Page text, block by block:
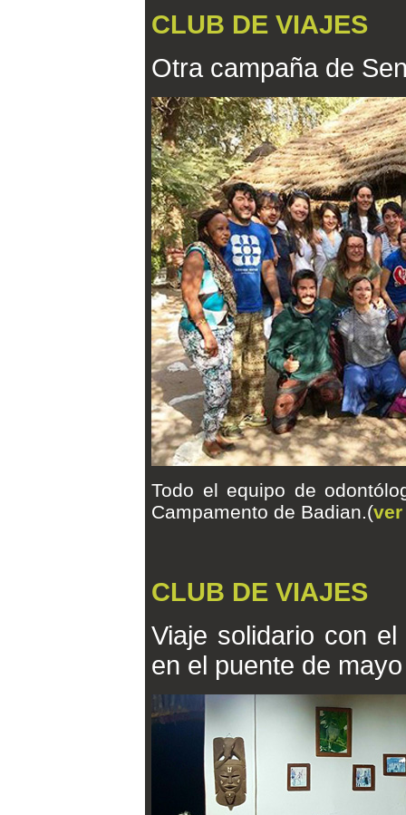
CLUB DE VIAJES
Otra campaña de
Todo el equipo de
Campamento de Badian.(
CLUB DE VIAJES
Viaje solidario con
en el puente de mayo